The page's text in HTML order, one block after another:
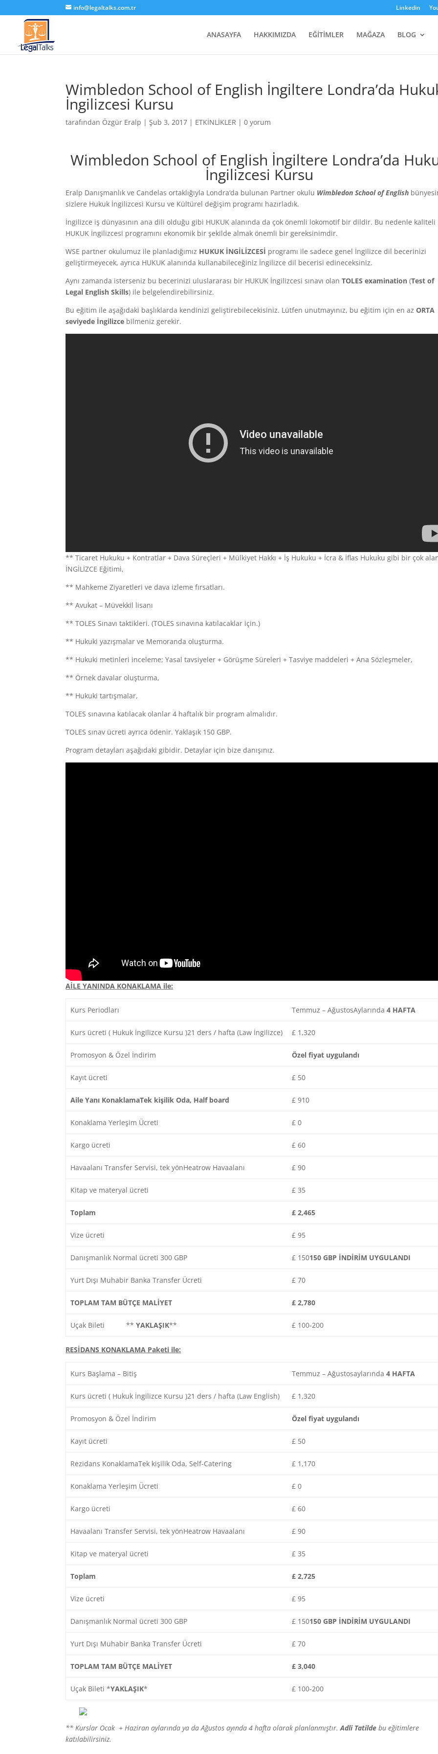
info@legaltalks.com.tr Linkedin
ANASAYFA HAKKIMIZDA EĞİTİMLER MAĞAZA BLOG
Wimbledon School of English İngiltere Londra’da
İngilizcesi Kursu
tarafından Özgür Eralp |Şub 3, 2017 | ETKİNLİKLER |0 yorum
Wimbledon School of English İngiltere Londra’da
İngilizcesi Kursu
Eralp Danışmanlık ve Candelas ortaklığıyla Londra‘da bulunan Partner okulu Wimbledon School of English
sizlere Hukuk İngilizcesi Kursu ve Kültürel değişim programı hazırladık.
İngilizce iş dünyasının ana dili olduğu gibi HUKUK alanında da çok önemli lokomotif bir dildir. Bu nedenle
HUKUK İngilizcesi programını ekonomik bir şekilde almak önemli bir gereksinimdir.
WSE partner okulumuz ile planladığımız HUKUK İNGİLİZCESİ programı ile sadece genel İngilizce dil becerinizi
geliştirmeyecek, ayrıca HUKUK alanında kullanabileceğiniz İngilizce dil becerisi edineceksiniz.
Aynı zamanda isterseniz bu becerinizi uluslararası bir HUKUK İngilizcesi sınavı olan TOLES examination (Test of
Legal English Skills) ile belgelendirebilirsiniz.
Bu eğitim ile aşağıdaki başlıklarda kendinizi geliştirebilecekisiniz. Lütfen unutmayınız, bu eğitim için en azORTA
seviyede İngilizce bilmeniz gerekir.
** Ticaret Hukuku + Kontratlar + Dava Süreçleri + Mülkiyet Hakkı + İş Hukuku + İcra & İflas Hukuku gibi bir çok
İNGİLİZCE Eğitimi,
** Mahkeme Ziyaretleri ve dava izleme fırsatları.
** Avukat – Müvekkil lisanı
** TOLES Sınavı taktikleri. (TOLES sınavına katılacaklar için.)
** Hukuki yazışmalar ve Memoranda oluşturma.
** Hukuki metinleri inceleme; Yasal tavsiyeler + Görüşme Süreleri + Tasviye maddeleri + Ana Sözleşmeler,
** Örnek davalar oluşturma,
** Hukuki tartışmalar,
TOLES sınavına katılacak olanlar 4 haftalık bir program almalıdır.
TOLES sınav ücreti ayrıca ödenir. Yaklaşık 150 GBP.
Program detayları aşağıdaki gibidir. Detaylar için bize danışınız.
AİLE YANINDA KONAKLAMA ile:
Kurs Periodları Temmuz – AğustosAylarında 4 HAFTA
Kurs ücreti ( Hukuk İngilizce Kursu )21 ders / hafta (Law İngilizce) £ 1,320
Promosyon & Özel İndirim Özel fiyat uygulandı
Kayıt ücreti £ 50
Aile Yanı KonaklamaTek kişilik Oda, Half board £ 910
Konaklama Yerleşim Ücreti £ 0
Kargo ücreti £ 60
Havaalanı Transfer Servisi, tek yönHeatrow Havaalanı £ 90
Kitap ve materyal ücreti £ 35
Toplam £ 2,465
Vize ücreti £ 95
Danışmanlık Normal ücreti 300 GBP £ 150150 GBP İNDİRİM UYGULANDI
Yurt Dışı Muhabir Banka Transfer Ücreti £ 70
TOPLAM TAM BÜTÇE MALİYET £ 2,780
Uçak Bileti ** YAKLAŞIK** £ 100-200
RESİDANS KONAKLAMA Paketi ile:
Kurs Başlama – Bitiş Temmuz – Ağustosaylarında 4 HAFTA
Kurs ücreti ( Hukuk İngilizce Kursu )21 ders / hafta (Law English) £ 1,320
Promosyon & Özel İndirim Özel fiyat uygulandı
Kayıt ücreti £ 50
Rezidans KonaklamaTek kişilik Oda, Self-Catering £ 1,170
Konaklama Yerleşim Ücreti £ 0
Kargo ücreti £ 60
Havaalanı Transfer Servisi, tek yönHeatrow Havaalanı £ 90
Kitap ve materyal ücreti £ 35
Toplam £ 2,725
Vize ücreti £ 95
Danışmanlık Normal ücreti 300 GBP £ 150150 GBP İNDİRİM UYGULANDI
Yurt Dışı Muhabir Banka Transfer Ücreti £ 70
TOPLAM TAM BÜTÇE MALİYET £ 3,040
Uçak Bileti *YAKLAŞIK* £ 100-200
** Kurslar Ocak + Haziran aylarında ya da Ağustos ayında 4 hafta olarak planlanmıştır.Adli Tatilde bu eğitimlere
katılabilirsiniz.